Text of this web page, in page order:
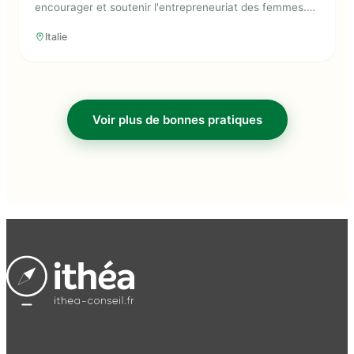
encourager et soutenir l'entrepreneuriat des femmes.
thème, une véritable ""académie""."
Italie
Voir plus de bonnes pratiques